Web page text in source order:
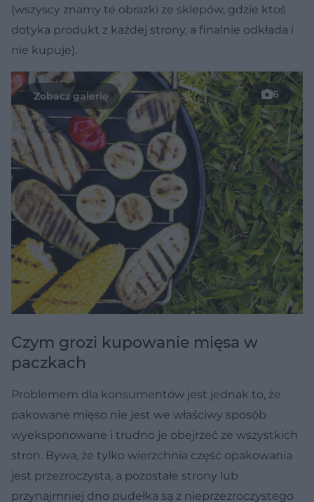
(wszyscy znamy te obrazki ze sklepów, gdzie ktoś
dotyka produkt z każdej strony, a finalnie odkłada i
nie kupuje).
6
Czym grozi kupowanie mięsa w
paczkach
Problemem dla konsumentów jest jednak to, że
pakowane mięso nie jest we właściwy sposób
wyeksponowane i trudno je obejrzeć ze wszystkich
stron. Bywa, że tylko wierzchnia część opakowania
jest przezroczysta, a pozostałe strony lub
przynajmniej dno pudełka są z nieprzezroczystego